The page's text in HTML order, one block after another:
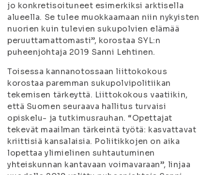
jo konkretisoituneet esimerkiksi arktisella
alueella. Se tulee muokkaamaan niin nykyisten
nuorien kuin tulevien sukupolvien elämää
peruuttamattomasti”, korostaa SYL:n
puheenjohtaja 2019 Sanni Lehtinen.
Toisessa kannanotossaan liittokokous
korostaa paremman sukupolvipolitiikan
tekemisen tärkeyttä. Liittokokous vaatiikin,
että Suomen seuraava hallitus turvaisi
opiskelu- ja tutkimusrauhan. “Opettajat
tekevät maailman tärkeintä työtä: kasvattavat
kriittisiä kansalaisia. Poliitikkojen on aika
lopettaa ylimielinen suhtautuminen
yhteiskunnan kantavaan voimavaraan”, linjaa